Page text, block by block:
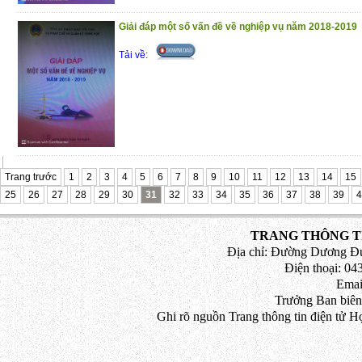
người; những lưu ý khi định tội, định
đối với các tội phạm khác.
“Cuốn sách này không chỉ có giá trị lịch
giá trị trong lý luận và thực tiễn xử lý
sức khỏe của con nguời, có ích đối với
giảng dạy, nghiên cứu khoa học và các
tụng hoặc người tham gia tố tụng.” – trích
Trân trọng giới thiệu đến bạn đọc!
(29/10/2020)
Giải đáp một số vấn đề về nghiệp vụ năm 2018-2019
Tải về:
Trang trước 1 2 3 4 5 6 7 8 9 10 11 12 13 14
15
25
26 27 28 29 30 31 32 33 34 35 36 37 38 39
TRANG THÔNG
Địa chỉ: Đường Dương
Điện thoại:
Trưởng Ban
Ghi rõ nguồn Trang thông tin điện tử